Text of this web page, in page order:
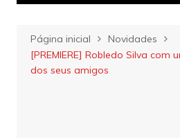
Página inicial
Novidades
[PREMIERE] Robledo Silva com
dos seus amigos